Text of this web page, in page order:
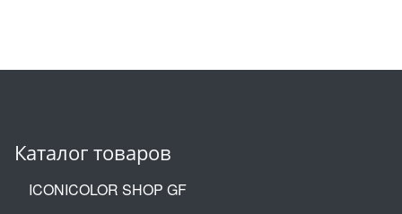
Каталог товаров
ICONICOLOR SHOP GF